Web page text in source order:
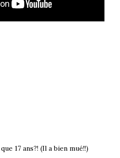
17 ans?! (Il a bien mué!!)